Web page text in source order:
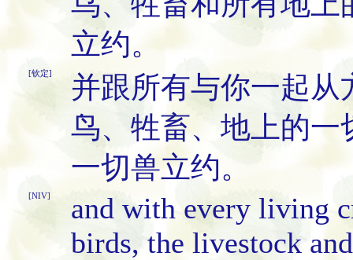
立约。
[钦定]
并跟所有与你一起
鸟、牲畜、地上的一
一切兽立约。
[NIV]
and with every living
birds, the livestock